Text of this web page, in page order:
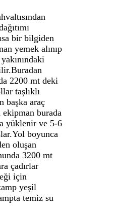
bir bilgiden
yemek alınıp
2200 mt deki
taşlıklı
başka araç
ekipman burada
yüklenir ve 5-6
boyunca
oluşan
3200 mt
çadırlar
için
yeşil
temiz su